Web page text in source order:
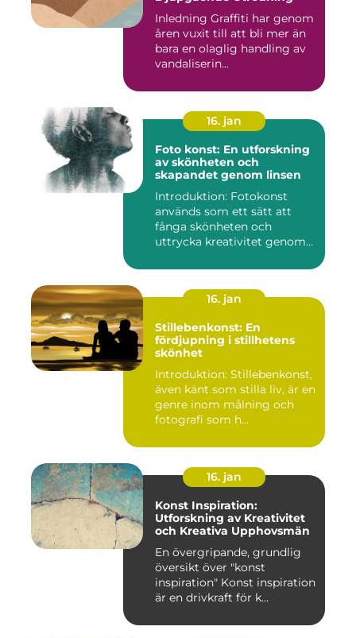
Inledning Graffiti har genom
åren vuxit till att bli mer än
bara en olaglig handling av
vandaliserin...
16. jan
Foto konst: En utforskning
av skönheten och
skapandet genom linsen
Introduktion: Fotokonst
används som ett sätt att
fånga skönheten och
uttrycka kreativitet genom
16. jan
Stillebenkonst: En
fördjupning i stillhetens
skönhet
Introduktion: Stillebenkonst,
även känt som stilla liv, är en
genre inom målning och
fotografi som h...
16. jan
Konst Inspiration:
Utforskning av Kreativitet
och Kreativa Upphovsmän
En övergripande, grundlig
översikt över "konst
inspiration" Konst inspiration
är en drivkraft för k...